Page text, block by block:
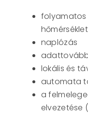
folyamatos
naplózás
lokális és
automata
a
elvezetése